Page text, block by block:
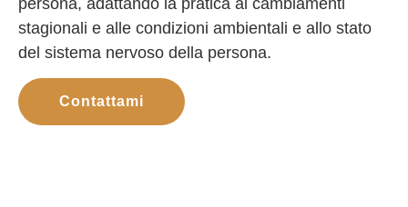
stagionali e alle condizioni ambientali e allo stato
del sistema nervoso della persona.
Contattami